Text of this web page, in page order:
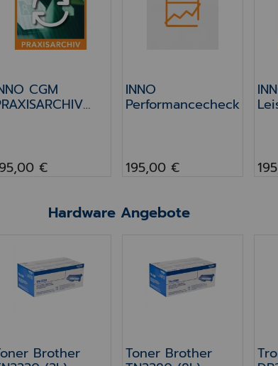
CGM
€
INNO
Performancecheck
195,00 €
Hardware Angebote
Brother Toner Brother